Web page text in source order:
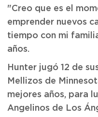
"Creo que es el
emprender nuevos
tiempo con mi
años.
Hunter jugó 12 de
Mellizos de
mejores años, para
Angelinos de Los